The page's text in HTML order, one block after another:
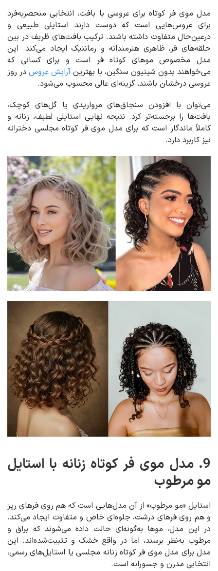
مدل موی فر کوتاه برای عروسی با بافت، انتخابی منحصربه‌فرد
برای عروس‌هایی است که دوست دارند استایلی طبیعی و
درعین‌حال متفاوت داشته باشند. ترکیب بافت‌های ظریف در بین
حلقه‌های فر، ظاهری هنرمندانه و رمانتیک ایجاد می‌کند. این
مدل مخصوص موهای کوتاه فر است و برای کسانی که
می‌خواهند بدون شینیون سنگین، با بهترین آرایش عروس در روز
عروسی درخشان باشند، گزینه‌ای عالی محسوب می‌شود.
می‌توان با افزودن سنجاق‌های مرواریدی یا گل‌های کوچک،
بافت‌ها را برجسته‌تر کرد. نتیجه نهایی استایلی لطیف، زنانه و
کاملاً ماندگار است که برای مدل موی فر کوتاه مجلسی دخترانه
نیز کاربرد دارد.
9. مدل موی فر کوتاه زنانه با استایل
مو مرطوب
استایل «مو مرطوب» از آن مدل‌هایی است که هم روی فرهای ریز
و هم روی فرهای درشت، جلوه‌ای خاص و متفاوت ایجاد می‌کند.
در این مدل، موها به‌گونه‌ای حالت داده می‌شوند که براق و
مرطوب به‌نظر برسند، اما در واقع خشک و تثبیت‌شده‌اند. این
مدل برای مدل موی فر کوتاه زنانه مجلسی یا استایل‌های رسمی،
انتخابی مدرن و جسورانه است.